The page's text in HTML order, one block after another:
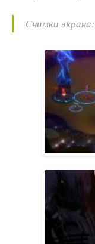
Снимки экрана: